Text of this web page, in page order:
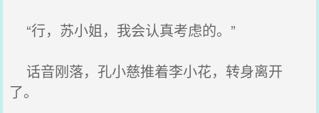
“行，苏小姐，我会认真考虑的。”
话音刚落，孔小慈推着李小花，转身离开
了。